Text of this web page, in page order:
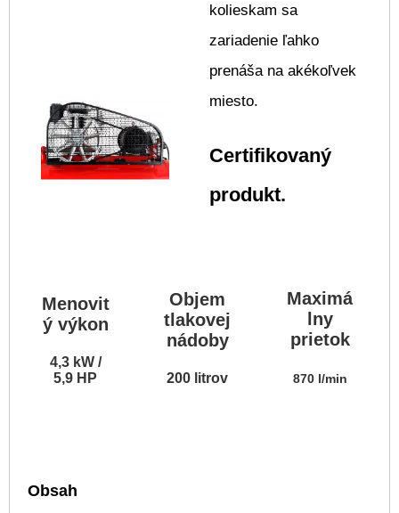
kolieskam sa
zariadenie ľahko
prenáša na akékoľvek
miesto.
Certifikovaný
produkt.
Menovit
ý výkon
4,3 kW /
5,9 HP
Objem
tlakovej
nádoby
200 litrov
Maximá
lny
prietok
870 l/min
Obsah